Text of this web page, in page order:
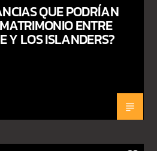
QUE PODRÍAN
ENTRE
Y LOS ISLANDERS?